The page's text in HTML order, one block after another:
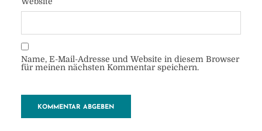
Name, E-Mail-Adresse und Website in diesem Browser
für meinen nächsten Kommentar speichern.